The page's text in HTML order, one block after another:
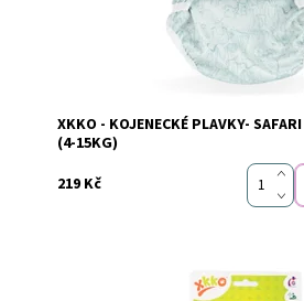
Značka:
XKKO - KOJENECKÉ PLAVKY-
(4-15KG)
219 Kč